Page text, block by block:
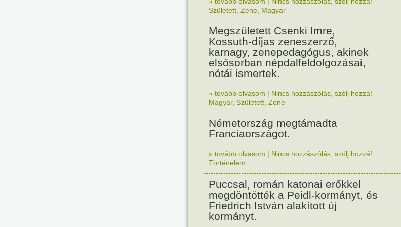
Született Zene Magyar
Megszületett Csenki Imre,
Kossuth-díjas zeneszerző,
karnagy, zenepedagógus, akinek
elsősorban népdalfeldolgozásai,
nótái ismertek.
» tovább olvasom | Nincs hozzászólás, szólj hozzá!
Magyar, Született Zene
Németország megtámadta
Franciaországot.
» tovább olvasom | Nincs hozzászólás, szólj hozzá!
Történelem
Puccsal, román katonai erőkkel
megdöntötték a Peidl-kormányt, és
Friedrich István alakított új
kormányt.